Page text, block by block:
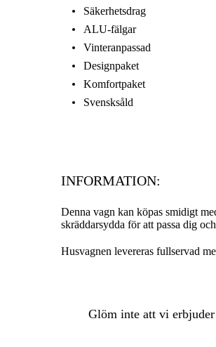
Säkerhetsdrag
ALU-fälgar
Vinteranpassad
Designpaket
Komfortpaket
Svensksåld
INFORMATION:
Denna vagn kan köpas smidigt
skräddarsydda för att passa dig
Husvagnen levereras fullservad
Glöm inte att vi